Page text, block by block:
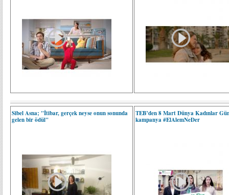
Sibel Asna; "İtibar, gerçek neyse onun sonunda
gelen bir ödül"
TEB’den 8 Mart Dünya Kadınlar
kampanya #ElAlemNeDer